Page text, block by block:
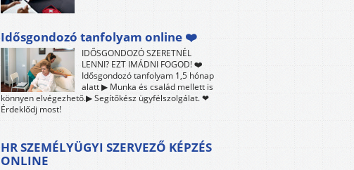
Idősgondozó tanfolyam online ❤️
IDŐSGONDOZÓ SZERETNÉL
LENNI? EZT IMÁDNI FOGOD! ❤️
Idősgondozó tanfolyam 1,5 hónap
alatt ▶ Munka és család mellett is
könnyen elvégezhető.▶ Segítőkész ügyfélszolgálat. ❤
Érdeklődj most!
HR SZEMÉLYÜGYI SZERVEZŐ KÉPZÉS
ONLINE